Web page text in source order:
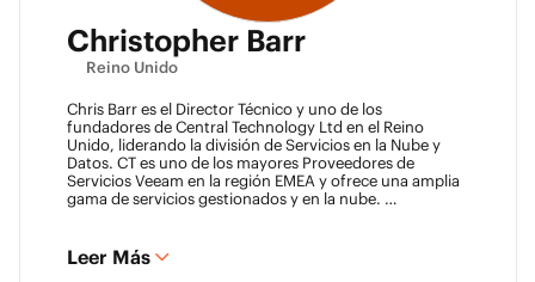
Christopher Barr
Reino Unido
Chris Barr es el Director Técnico y uno de los
fundadores de Central Technology Ltd en el Reino
Unido, liderando la división de Servicios en la Nube y
Datos. CT es uno de los mayores Proveedores de
Servicios Veeam en la región EMEA y ofrece una amplia
gama de servicios gestionados y en la nube.
y tiene mucha experiencia en infraestructura de red
Juniper, virtualización, respaldo y recuperación ante
Leer Más